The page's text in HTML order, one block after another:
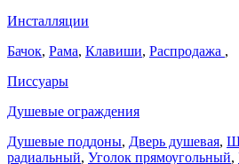
Инсталляции
Бачок, Рама, Клавиши, Распродажа ,
Писсуары
Душевые ограждения
Душевые поддоны, Дверь душевая,
радиальный, Уголок прямоугольный,